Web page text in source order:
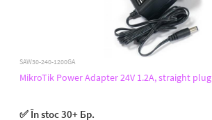
SAW30-240-1200GA
MikroTik Power Adapter 24V 1.2A, straight plug
✅ În stoc 30+ Бр.